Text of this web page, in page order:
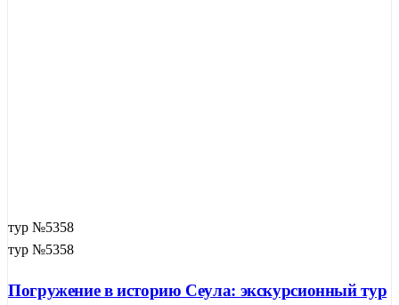
тур №5358
тур №5358
Погружение в историю Сеула: экскурсионный тур